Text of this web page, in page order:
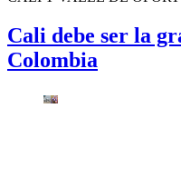
Cali debe ser la
Colombia